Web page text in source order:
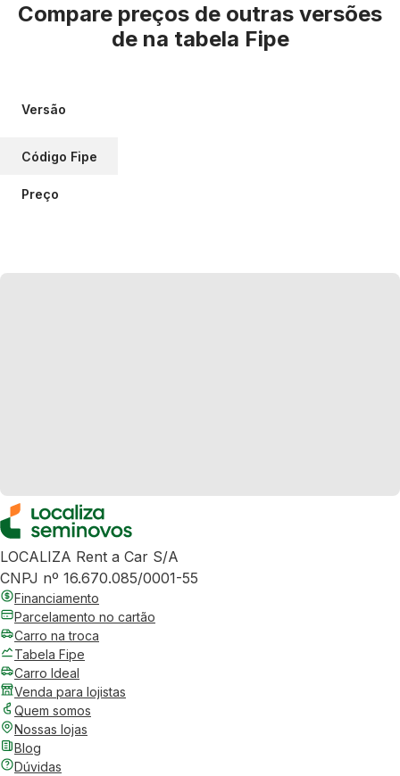
Compare preços de outras versões
de na tabela Fipe
Versão
Código Fipe
Preço
LOCALIZA Rent a Car S/A
CNPJ nº 16.670.085/0001-55
Financiamento
Parcelamento no cartão
Carro na troca
Tabela Fipe
Carro Ideal
Venda para lojistas
Quem somos
Nossas lojas
Blog
Dúvidas